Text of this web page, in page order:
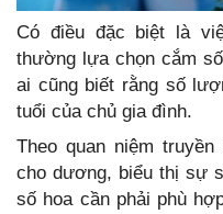
Có điều đặc biệt là
thường lựa chọn cắm
ai cũng biết rằng số
tuổi của chủ gia đình.
Theo quan niệm
cho dương, biểu thị sự
số hoa cần phải phù